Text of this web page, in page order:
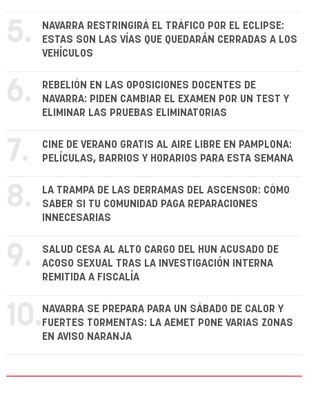
5.
NAVARRA RESTRINGIRÁ EL TRÁFICO POR EL ECLIPSE:
ESTAS SON LAS VÍAS QUE QUEDARÁN CERRADAS A LOS
VEHÍCULOS
6.
REBELIÓN EN LAS OPOSICIONES DOCENTES DE
NAVARRA: PIDEN CAMBIAR EL EXAMEN POR UN TEST Y
ELIMINAR LAS PRUEBAS ELIMINATORIAS
7.
CINE DE VERANO GRATIS AL AIRE LIBRE EN PAMPLONA:
PELÍCULAS, BARRIOS Y HORARIOS PARA ESTA SEMANA
8.
LA TRAMPA DE LAS DERRAMAS DEL ASCENSOR: CÓMO
SABER SI TU COMUNIDAD PAGA REPARACIONES
INNECESARIAS
9.
SALUD CESA AL ALTO CARGO DEL HUN ACUSADO DE
ACOSO SEXUAL TRAS LA INVESTIGACIÓN INTERNA
REMITIDA A FISCALÍA
10. NAVARRA SE PREPARA PARA UN SÁBADO DE CALOR Y
FUERTES TORMENTAS: LA AEMET PONE VARIAS ZONAS
EN AVISO NARANJA